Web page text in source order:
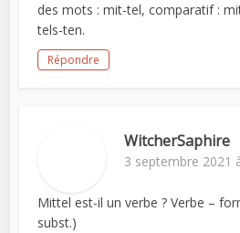
des mots : mit-tel, comparatif :
tels-ten.
Répondre
WitcherSaphire
3 septembre 2021
Mittel est-il un verbe ? Verbe –
subst.)